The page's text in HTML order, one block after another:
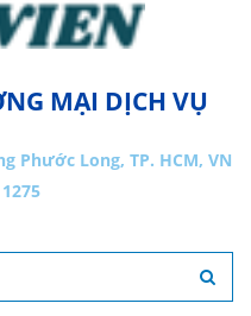
MẠI DỊCH VỤ
Phước Long, TP. HCM, VN